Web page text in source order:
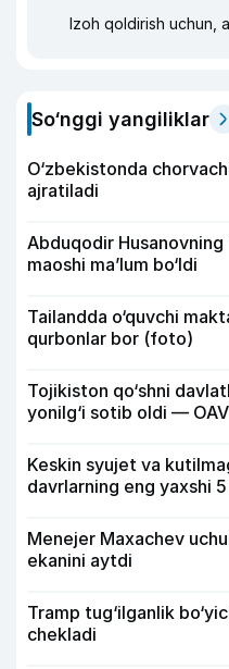
Izoh qoldirish uchun,
So‘nggi yangiliklar
O‘zbekistonda
ajratiladi
Abduqodir
maoshi ma’lum bo‘ldi
Tailandda o‘quvchi
qurbonlar bor (foto)
Tojikiston qo‘shni
yonilg‘i sotib oldi — OAV
Keskin syujet va
davrlarning eng yaxshi
Menejer Maxachev
ekanini aytdi
Tramp tug‘ilganlik
chekladi